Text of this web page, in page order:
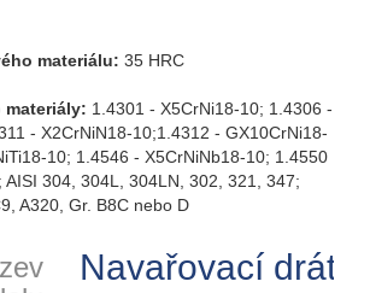
materiálu: 35 HRC
materiály: 1.4301 - X5CrNi18-10; 1.4306 -
- X2CrNiN18-10;1.4312 - GX10CrNi18-
10; 1.4546 - X5CrNiNb18-10; 1.4550
AISI 304, 304L, 304LN, 302, 321, 347;
A320, Gr. B8C nebo D